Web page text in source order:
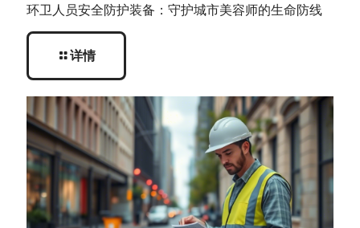
环卫人员安全防护装备：守护城市美容师的生命防线
详情